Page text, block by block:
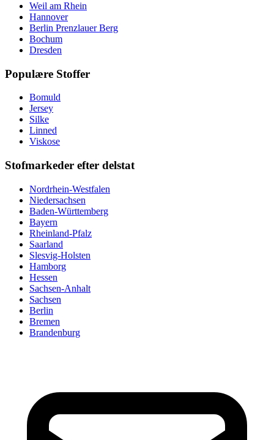
Weil am Rhein
Hannover
Berlin Prenzlauer Berg
Bochum
Dresden
Populære Stoffer
Bomuld
Jersey
Silke
Linned
Viskose
Stofmarkeder efter delstat
Nordrhein-Westfalen
Niedersachsen
Baden-Württemberg
Bayern
Rheinland-Pfalz
Saarland
Slesvig-Holsten
Hamborg
Hessen
Sachsen-Anhalt
Sachsen
Berlin
Bremen
Brandenburg